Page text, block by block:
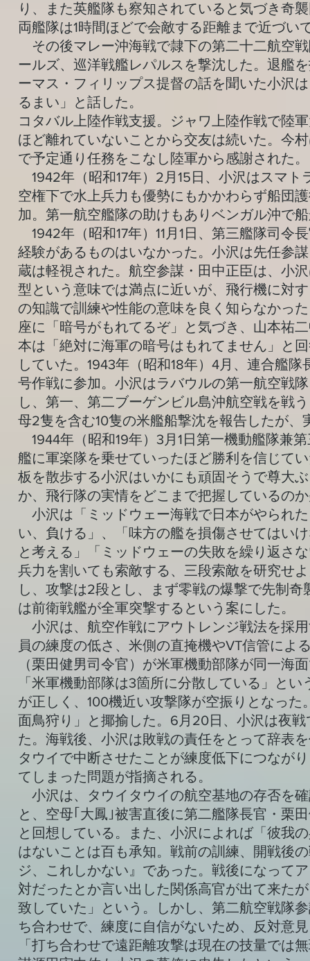
り、また英艦隊も察知されていると気づき奇
両艦隊は1時間ほどで会敵する距離まで近づい
その後マレー沖海戦で隷下の第二十二航空
ールズ、巡洋戦艦レパルスを撃沈した。退艦
ーマス・フィリップス提督の話を聞いた小沢
るまい」と話した。
コタバル上陸作戦支援。ジャワ上陸作戦で陸
ほど離れていないことから交友は続いた。今
で予定通り任務をこなし陸軍から感謝された。
1942年（昭和17年）2月15日、小沢はスマ
空権下で水上兵力も優勢にもかかわらず船団
加。第一航空艦隊の助けもありベンガル沖で
1942年（昭和17年）11月1日、第三艦隊司令
経験があるものはいなかった。小沢は先任参
蔵は軽視された。航空参謀・田中正臣は、小
型という意味では満点に近いが、飛行機に対
の知識で訓練や性能の意味を良く知らなかっ
座に「暗号がもれてるぞ」と気づき、山本祐
本は「絶対に海軍の暗号はもれてません」と
していた。1943年（昭和18年）4月、連合艦
号作戦に参加。小沢はラバウルの第一航空戦
し、第一、第二ブーゲンビル島沖航空戦を戦
母2隻を含む10隻の米艦船撃沈を報告したが
1944年（昭和19年）3月1日第一機動艦隊兼
艦に軍楽隊を乗せていったほど勝利を信じて
板を散歩する小沢はいかにも頑固そうで尊大
か、飛行隊の実情をどこまで把握しているの
小沢は「ミッドウェー海戦で日本がやられ
い、負ける」、「味方の艦を損傷させてはい
と考える」「ミッドウェーの失敗を繰り返さ
兵力を割いても索敵する、三段索敵を研究せ
し、攻撃は2段とし、まず零戦の爆撃で先制
は前衛戦艦が全軍突撃するという案にした。
小沢は、航空作戦にアウトレンジ戦法を採
員の練度の低さ、米側の直掩機やVT信管によ
（栗田健男司令官）が米軍機動部隊が同一海
「米軍機動部隊は3箇所に分散している」と
が正しく、100機近い攻撃隊が空振りとなっ
面鳥狩り」と揶揄した。6月20日、小沢は夜
た。海戦後、小沢は敗戦の責任をとって辞表
タウイで中断させたことが練度低下につなが
てしまった問題が指摘される。
小沢は、タウイタウイの航空基地の存否を
と、空母｢大鳳｣被害直後に第二艦隊長官・栗
と回想している。また、小沢によれば「彼我
はないことは百も承知。戦前の訓練、開戦後
ジ、これしかない』であった。戦後になって
対だったとか言い出した関係高官が出て来た
致していた」という。しかし、第二航空戦隊
ち合わせで、練度に自信がないため、反対意
「打ち合わせで遠距離攻撃は現在の技量では